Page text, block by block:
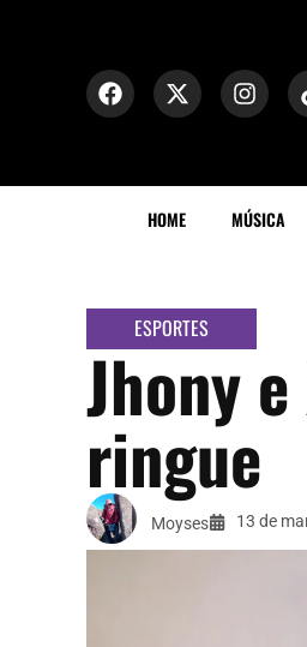
HOME MÚSICA
ESPORTES
Jhony
ringue
Moyses 13 de